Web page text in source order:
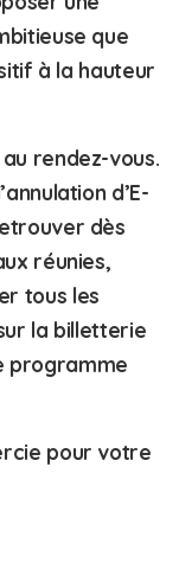
que
à la hauteur
rendez-vous.
d’E-
dès
réunies,
tous les
la billetterie
programme
pour votre